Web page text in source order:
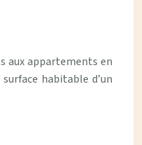
aux appartements en
habitable d’un